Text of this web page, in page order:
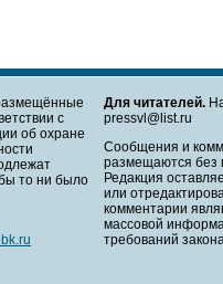
с
об охране
то ни было
Для читателей.
pressvl@list.ru
Сообщения и
размещаются без
Редакция
или
комментарии
массовой
требований